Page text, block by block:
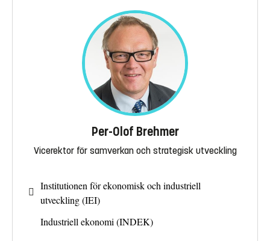
Per-Olof Brehmer
Vicerektor för samverkan och strategisk utveckling
Institutionen för ekonomisk och industriell
utveckling (IEI)
Industriell ekonomi (INDEK)